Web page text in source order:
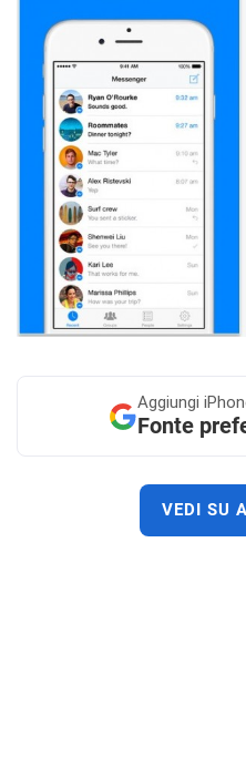
Aggiungi
Fonte
VEDI SU